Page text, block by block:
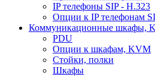
IP телефоны SIP - H.323
Опции к IP телефонам
Коммуникационные шкафы,
PDU
Опции к шкафам, KVM
Стойки, полки
Шкафы